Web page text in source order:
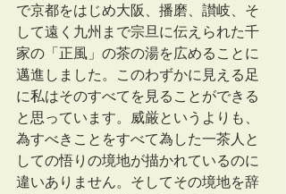
で京都をはじめ大阪、播磨、讃岐、そ
して遠く九州まで宗旦に伝えられた千
家の「正風」の茶の湯を広めることに
邁進しました。このわずかに見える足
に私はそのすべてを見ることができる
と思っています。威厳というよりも、
為すべきことをすべて為した一茶人と
しての悟りの境地が描かれているのに
違いありません。そしてその境地を辞